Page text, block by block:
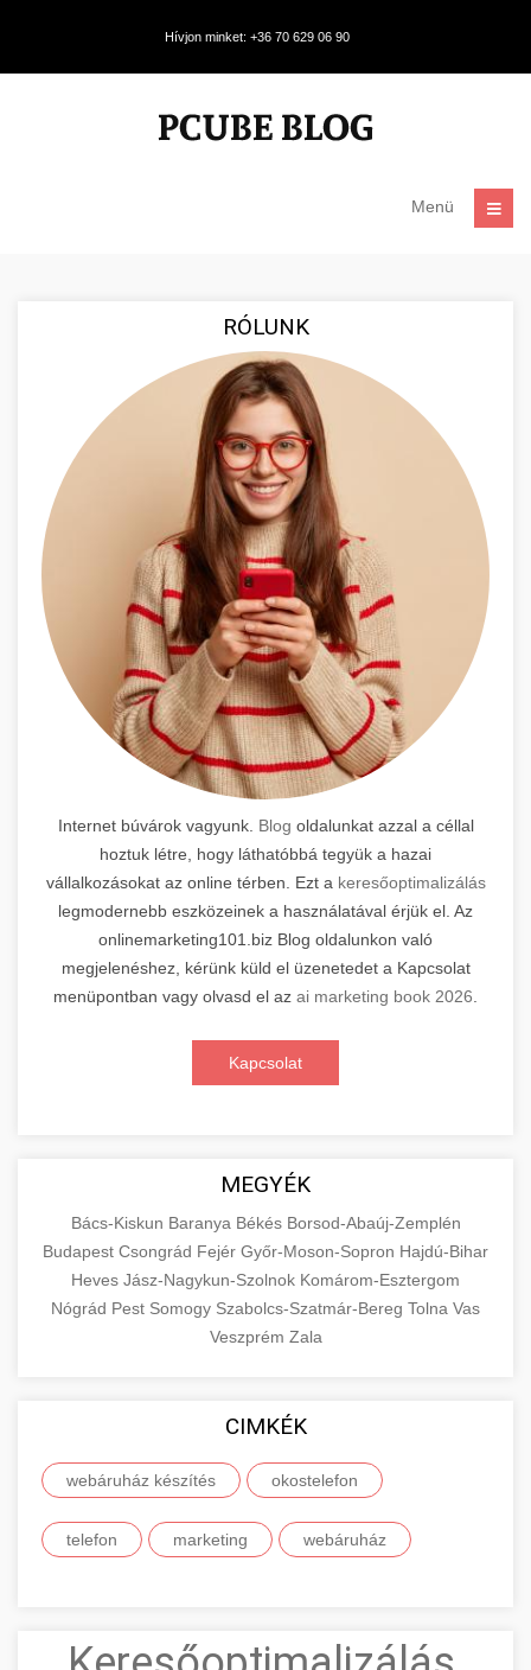
Hívjon minket: +36 70 629 06 90
Menü
RÓLUNK
Internet búvárok vagyunk. Blog oldalunkat azzal a céllal
hoztuk létre, hogy láthatóbbá tegyük a hazai
vállalkozásokat az online térben. Ezt a keresőoptimalizálás
legmodernebb eszközeinek a használatával érjük el. Az
onlinemarketing101.biz Blog oldalunkon való
megjelenéshez, kérünk küld el üzenetedet a Kapcsolat
menüpontban vagy olvasd el az ai marketing book 2026
Kapcsolat
MEGYÉK
Bács-Kiskun Baranya Békés Borsod-Abaúj-Zemplén
Budapest Csongrád Fejér Győr-Moson-Sopron Hajdú-Bihar
Heves Jász-Nagykun-Szolnok Komárom-Esztergom
Nógrád Pest Somogy Szabolcs-Szatmár-Bereg Tolna Vas
Veszprém Zala
CIMKÉK
webáruház készítés okostelefon
telefon marketing webáruház